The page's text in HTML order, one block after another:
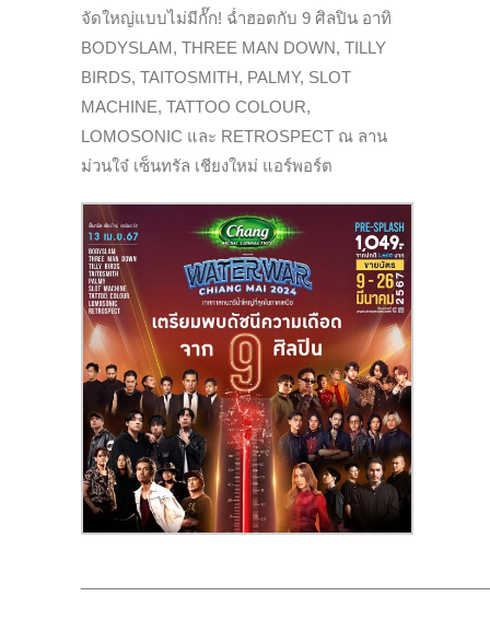
จัดใหญ่แบบไม่มีกั๊ก! ฉ่ำฮอตกับ 9 ศิลปิน อาทิ
BODYSLAM, THREE MAN DOWN, TILLY
BIRDS, TAITOSMITH, PALMY, SLOT
MACHINE, TATTOO COLOUR,
LOMOSONIC และ RETROSPECT ณ ลาน
ม่วนใจ๋ เซ็นทรัล เชียงใหม่ แอร์พอร์ต